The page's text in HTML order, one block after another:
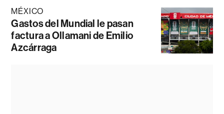
MÉXICO
Gastos del Mundial le pasan
factura a Ollamani de Emilio
Azcárraga